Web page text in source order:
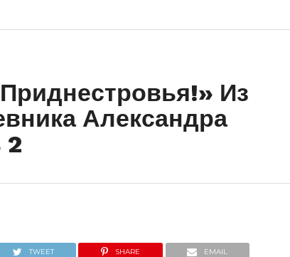
Из
Александра
2
TWEET SHARE EMAIL